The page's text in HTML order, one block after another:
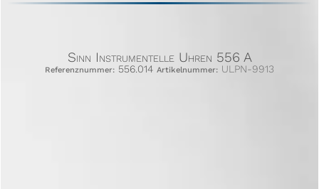
Sinn Instrumentelle Uhren 556 A
Referenznummer: 556.014 Artikelnummer: ULPN-9913